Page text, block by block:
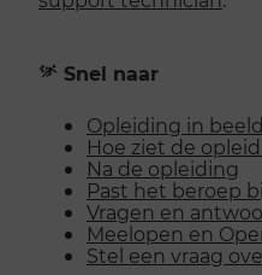
Snel naar
Opleiding in beeld
Hoe ziet de
Na de opleiding
Past het beroep
Vragen en
Meelopen en
Stel een vraag